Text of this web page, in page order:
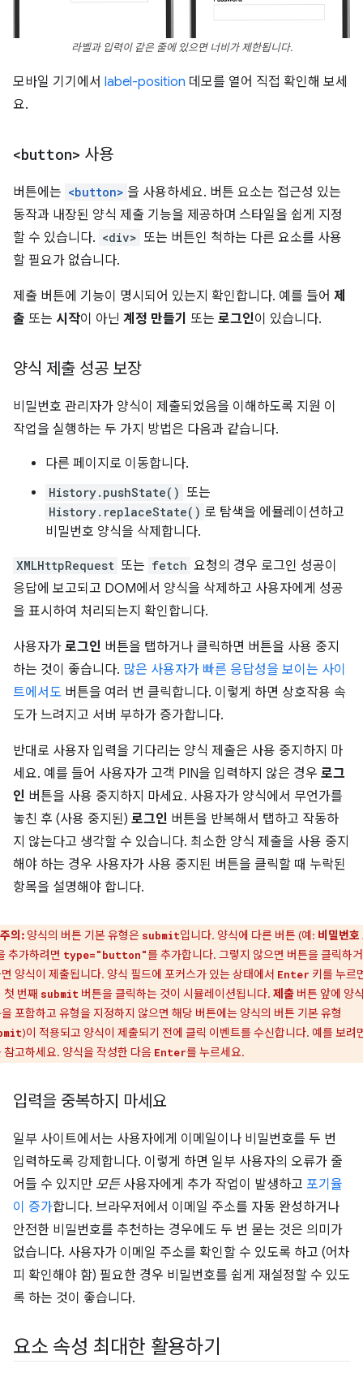
라벨과 입력이 같은 줄에 있으면 너비가 제한됩니다.
모바일 기기에서 label-position 데모를 열어 직접 확인해 보세
요.
<button> 사용
버튼에는 <button> 을 사용하세요. 버튼 요소는 접근성 있는
동작과 내장된 양식 제출 기능을 제공하며 스타일을 쉽게 지정
할 수 있습니다. <div> 또는 버튼인 척하는 다른 요소를 사용
할 필요가 없습니다.
제출 버튼에 기능이 명시되어 있는지 확인합니다. 예를 들어 제
출 또는 시작이 아닌 계정 만들기 또는 로그인이 있습니다.
양식 제출 성공 보장
비밀번호 관리자가 양식이 제출되었음을 이해하도록 지원 이
작업을 실행하는 두 가지 방법은 다음과 같습니다.
다른 페이지로 이동합니다.
History.pushState() 또는
History.replaceState() 로 탐색을 에뮬레이션하고
비밀번호 양식을 삭제합니다.
XMLHttpRequest 또는 fetch 요청의 경우 로그인 성공이
응답에 보고되고 DOM에서 양식을 삭제하고 사용자에게 성공
을 표시하여 처리되는지 확인합니다.
사용자가 로그인 버튼을 탭하거나 클릭하면 버튼을 사용 중지
하는 것이 좋습니다. 많은 사용자가 빠른 응답성을 보이는 사이
트에서도 버튼을 여러 번 클릭합니다. 이렇게 하면 상호작용 속
도가 느려지고 서버 부하가 증가합니다.
반대로 사용자 입력을 기다리는 양식 제출은 사용 중지하지 마
세요. 예를 들어 사용자가 고객 PIN을 입력하지 않은 경우 로그
인 버튼을 사용 중지하지 마세요. 사용자가 양식에서 무언가를
놓친 후 (사용 중지된) 로그인 버튼을 반복해서 탭하고 작동하
지 않는다고 생각할 수 있습니다. 최소한 양식 제출을 사용 중지
해야 하는 경우 사용자가 사용 중지된 버튼을 클릭할 때 누락된
항목을 설명해야 합니다.
주의: 양식의 버튼 기본 유형은 submit입니다. 양식에 다른 버튼 (예: 비밀번호
추가하려면 type="button"를 추가합니다. 그렇지 않으면 버튼을 클릭하
양식이 제출됩니다. 양식 필드에 포커스가 있는 상태에서 Enter 키를 누르
첫 번째 submit 버튼을 클릭하는 것이 시뮬레이션됩니다. 제출 버튼 앞에 양
포함하고 유형을 지정하지 않으면 해당 버튼에는 양식의 버튼 기본 유형
)이 적용되고 양식이 제출되기 전에 클릭 이벤트를 수신합니다. 예를 보려
참고하세요. 양식을 작성한 다음 Enter를 누르세요.
입력을 중복하지 마세요
일부 사이트에서는 사용자에게 이메일이나 비밀번호를 두 번
입력하도록 강제합니다. 이렇게 하면 일부 사용자의 오류가 줄
어들 수 있지만 모든사용자에게 추가 작업이 발생하고 포기율
이 증가합니다. 브라우저에서 이메일 주소를 자동 완성하거나
안전한 비밀번호를 추천하는 경우에도 두 번 묻는 것은 의미가
없습니다. 사용자가 이메일 주소를 확인할 수 있도록 하고 (어차
피 확인해야 함) 필요한 경우 비밀번호를 쉽게 재설정할 수 있도
록 하는 것이 좋습니다.
요소 속성 최대한 활용하기